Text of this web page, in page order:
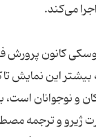
کانون
این نمایش
و نوجوانان است،
ژیرو و ترجمه